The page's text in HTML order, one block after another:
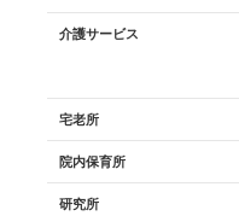
介護サービス
宅老所
院内保育所
研究所